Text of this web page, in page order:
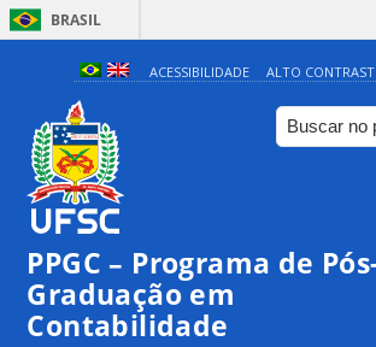
BRASIL
ACESSIBILIDADE ALTO
PPGC – Programa de
Graduação em
Contabilidade